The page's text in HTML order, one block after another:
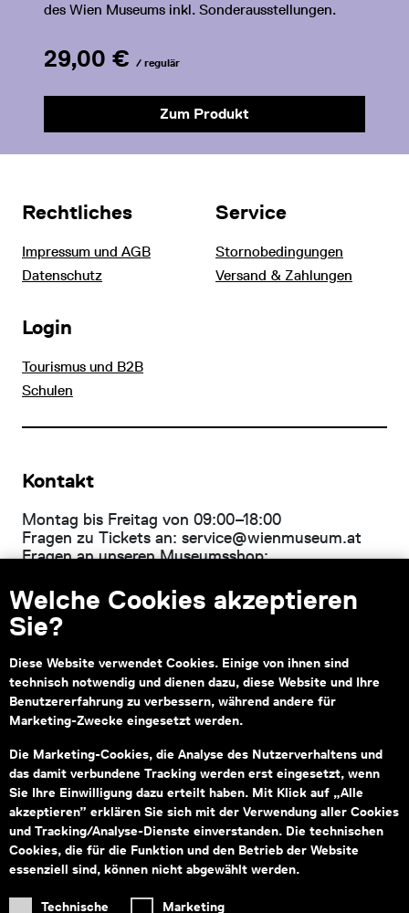
Welche Cookies akzeptieren
Sie?
Diese Website verwendet Cookies. Einige von ihnen sind
technisch notwendig und dienen dazu, diese Website und Ihre
Benutzererfahrung zu verbessern, während andere für
Marketing-Zwecke eingesetzt werden.
Die Marketing-Cookies, die Analyse des Nutzerverhaltens und
das damit verbundene Tracking werden erst eingesetzt, wenn
Sie Ihre Einwilligung dazu erteilt haben. Mit Klick auf „Alle
akzeptieren” erklären Sie sich mit der Verwendung aller Cookies
und Tracking/Analyse-Dienste einverstanden. Die technischen
Cookies, die für die Funktion und den Betrieb der Website
essenziell sind, können nicht abgewählt werden.
Technische Marketing
des Wien Museums inkl. Sonderausstellungen.
29,00 € / regulär
Zum Produkt
Rechtliches
Impressum und AGB
Datenschutz
Service
Stornobedingungen
Versand & Zahlungen
Login
Tourismus und B2B
Schulen
Kontakt
Montag bis Freitag von 09:00–18:00
Fragen zu Tickets an: service@wienmuseum.at
Fragen an unseren Museumsshop:
Wien Museum, Karlsplatz
1040 Wien
Informationen zu Ihrem
barrierefreien Besuch
Subventionsgeber